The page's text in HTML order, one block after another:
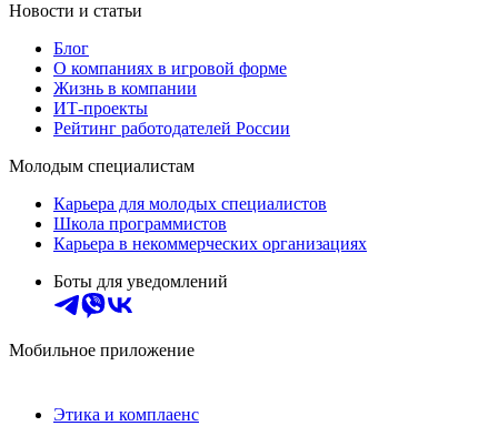
Новости и статьи
Блог
О компаниях в игровой форме
Жизнь в компании
ИТ-проекты
Рейтинг работодателей России
Молодым специалистам
Карьера для молодых специалистов
Школа программистов
Карьера в некоммерческих организациях
Боты для уведомлений
Мобильное приложение
Этика и комплаенс